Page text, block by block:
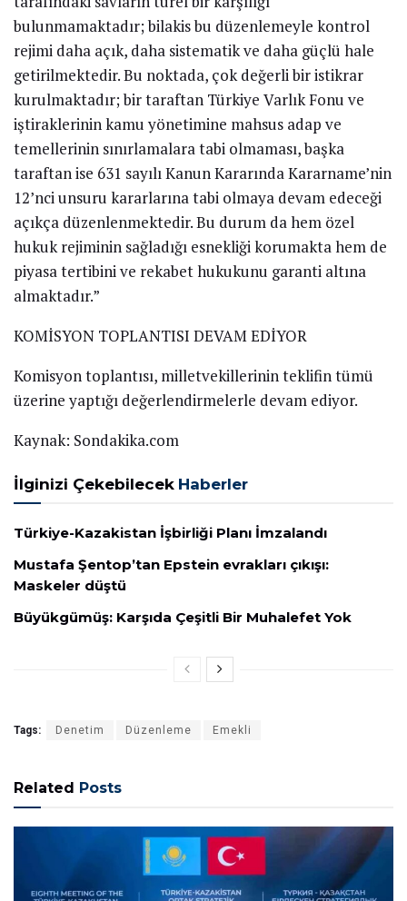
bulunmamaktadır; bilakis bu düzenlemeyle kontrol
rejimi daha açık, daha sistematik ve daha güçlü hale
getirilmektedir. Bu noktada, çok değerli bir istikrar
kurulmaktadır; bir taraftan Türkiye Varlık Fonu ve
iştiraklerinin kamu yönetimine mahsus adap ve
temellerinin sınırlamalara tabi olmaması, başka
taraftan ise 631 sayılı Kanun Kararında Kararname’nin
12’nci unsuru kararlarına tabi olmaya devam edeceği
açıkça düzenlenmektedir. Bu durum da hem özel
hukuk rejiminin sağladığı esnekliği korumakta hem de
piyasa tertibini ve rekabet hukukunu garanti altına
almaktadır.”
KOMİSYON TOPLANTISI DEVAM EDİYOR
Komisyon toplantısı, milletvekillerinin teklifin tümü
üzerine yaptığı değerlendirmelerle devam ediyor.
Kaynak: Sondakika.com
İlginizi Çekebilecek Haberler
Türkiye-Kazakistan İşbirliği Planı İmzalandı
Mustafa Şentop’tan Epstein evrakları çıkışı:
Maskeler düştü
Büyükgümüş: Karşıda Çeşitli Bir Muhalefet Yok
Tags: Denetim Düzenleme Emekli
Related Posts